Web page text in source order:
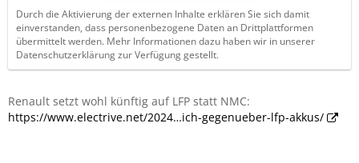
Durch die Aktivierung der externen Inhalte erklären Sie sich damit
einverstanden, dass personenbezogene Daten an Drittplattformen
übermittelt werden. Mehr Informationen dazu haben wir in unserer
Datenschutzerklärung zur Verfügung gestellt.
Renault setzt wohl künftig auf LFP statt NMC:
https://www.electrive.net/2024…ich-gegenueber-lfp-akkus/